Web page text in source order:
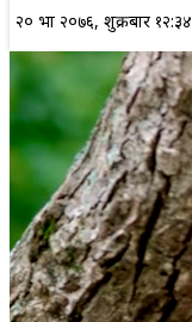
२० भाद्र २०७६, शुक्रबार १२:३४